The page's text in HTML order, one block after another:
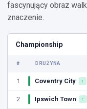
fascynujący obraz
znaczenie.
Championship
# DRUŻYNA
1 Coventry City ↑
2 Ipswich Town ↑